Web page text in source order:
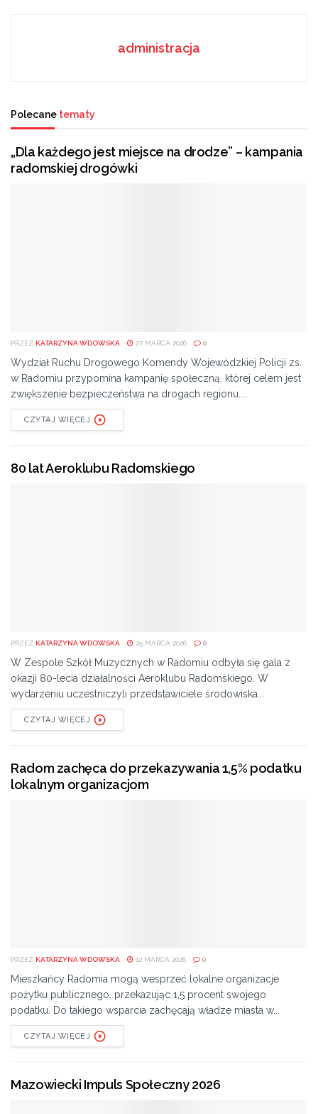
administracja
Polecane tematy
„Dla każdego jest miejsce na drodze” – kampania
radomskiej drogówki
PRZEZ KATARZYNA WDOWSKA 27 MARCA 2026 0
Wydział Ruchu Drogowego Komendy Wojewódzkiej Policji zs.
w Radomiu przypomina kampanię społeczną, której celem jest
zwiększenie bezpieczeństwa na drogach regionu....
CZYTAJ WIĘCEJ
80 lat Aeroklubu Radomskiego
PRZEZ KATARZYNA WDOWSKA 25 MARCA 2026 0
W Zespole Szkół Muzycznych w Radomiu odbyła się gala z
okazji 80-lecia działalności Aeroklubu Radomskiego. W
wydarzeniu uczestniczyli przedstawiciele środowiska...
CZYTAJ WIĘCEJ
Radom zachęca do przekazywania 1,5% podatku
lokalnym organizacjom
PRZEZ KATARZYNA WDOWSKA 12 MARCA 2026 0
Mieszkańcy Radomia mogą wesprzeć lokalne organizacje
pożytku publicznego, przekazując 1,5 procent swojego
podatku. Do takiego wsparcia zachęcają władze miasta w...
CZYTAJ WIĘCEJ
Mazowiecki Impuls Społeczny 2026